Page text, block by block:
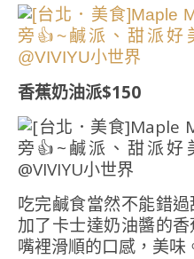
香蕉奶油派$150
吃完鹹食當然不能錯
加了卡士達奶油醬的
嘴裡滑順的口感，美味